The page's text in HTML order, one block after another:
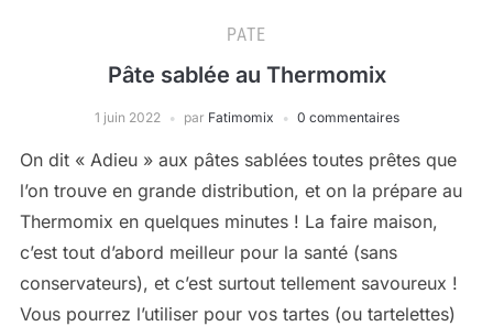
PATE
Pâte sablée au Thermomix
1 juin 2022 par Fatimomix 0 commentaires
On dit « Adieu » aux pâtes sablées toutes prêtes que
l’on trouve en grande distribution, et on la prépare au
Thermomix en quelques minutes ! La faire maison,
c’est tout d’abord meilleur pour la santé (sans
conservateurs), et c’est surtout tellement savoureux !
Vous pourrez l’utiliser pour vos tartes (ou tartelettes)